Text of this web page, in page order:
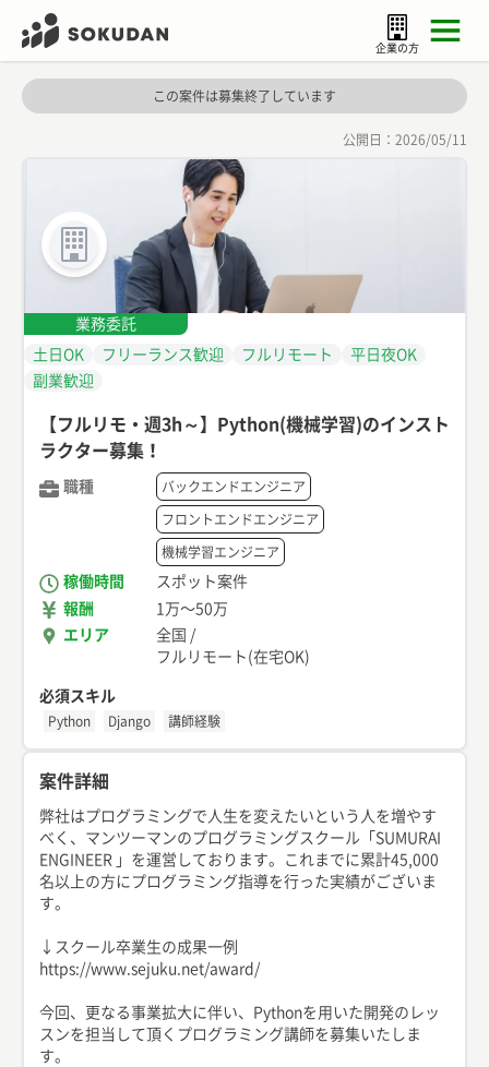
企業の方
この案件は募集終了しています
公開日： 2026/05/11
業務委託
土日OK
フリーランス歓迎 フルリモート
平日夜OK
副業歓迎
【フルリモ・週3h～】Python(機械学習)のインスト
ラクター募集！
職種 バックエンドエンジニア
フロントエンドエンジニア
機械学習エンジニア
稼働時間
スポット案件
報酬
1万〜50万
エリア
全国 /
フルリモート(在宅OK)
必須スキル
Python Django 講師経験
案件詳細
弊社はプログラミングで人生を変えたいという人を増やす
べく、マンツーマンのプログラミングスクール「SUMURAI
ENGINEER 」を運営しております。これまでに累計45,000
名以上の方にプログラミング指導を行った実績がございま
す。
↓スクール卒業生の成果一例
https://www.sejuku.net/award/
今回、更なる事業拡大に伴い、Pythonを用いた開発のレッ
スンを担当して頂くプログラミング講師を募集いたしま
す。